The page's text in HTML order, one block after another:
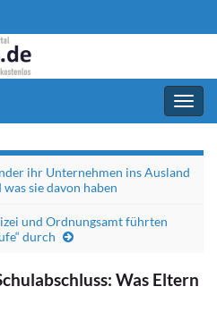
ihr Unternehmen ins Ausland
sie davon haben
und Ordnungsamt führten
durch
Was Eltern